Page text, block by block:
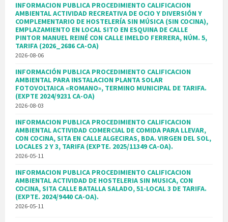
INFORMACION PUBLICA PROCEDIMIENTO CALIFICACION
AMBIENTAL ACTIVIDAD RECREATIVA DE OCIO Y DIVERSIÓN Y
COMPLEMENTARIO DE HOSTELERÍA SIN MÚSICA (SIN COCINA),
EMPLAZAMIENTO EN LOCAL SITO EN ESQUINA DE CALLE
PINTOR MANUEL REINÉ CON CALLE IMELDO FERRERA, NÚM. 5,
TARIFA (2026_2686 CA-OA)
2026-08-06
INFORMACIÓN PUBLICA PROCEDIMIENTO CALIFICACION
AMBIENTAL PARA INSTALACION PLANTA SOLAR
FOTOVOLTAICA «ROMANO», TERMINO MUNICIPAL DE TARIFA.
(EXPTE 2024/9231 CA-OA)
2026-08-03
INFORMACION PUBLICA PROCEDIMIENTO CALIFICACION
AMBIENTAL ACTIVIDAD COMERCIAL DE COMIDA PARA LLEVAR,
CON COCINA, SITA EN CALLE ALGECIRAS, BDA. VIRGEN DEL SOL,
LOCALES 2 Y 3, TARIFA (EXPTE. 2025/11349 CA-OA).
2026-05-11
INFORMACION PUBLICA PROCEDIMIENTO CALIFICACION
AMBIENTAL ACTIVIDAD DE HOSTELERIA SIN MUSICA, CON
COCINA, SITA CALLE BATALLA SALADO, 51-LOCAL 3 DE TARIFA.
(EXPTE. 2024/9440 CA-OA).
2026-05-11